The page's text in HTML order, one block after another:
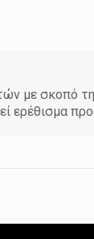
με σκοπό
ερέθισμα